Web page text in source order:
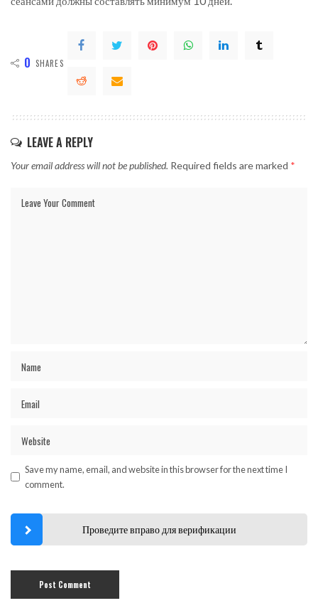
0 SHARES
LEAVE A REPLY
Your email address will not be published. Required fields are marked *
Save my name, email, and website in this browser for the next time I
comment.
Проведите вправо для верификации